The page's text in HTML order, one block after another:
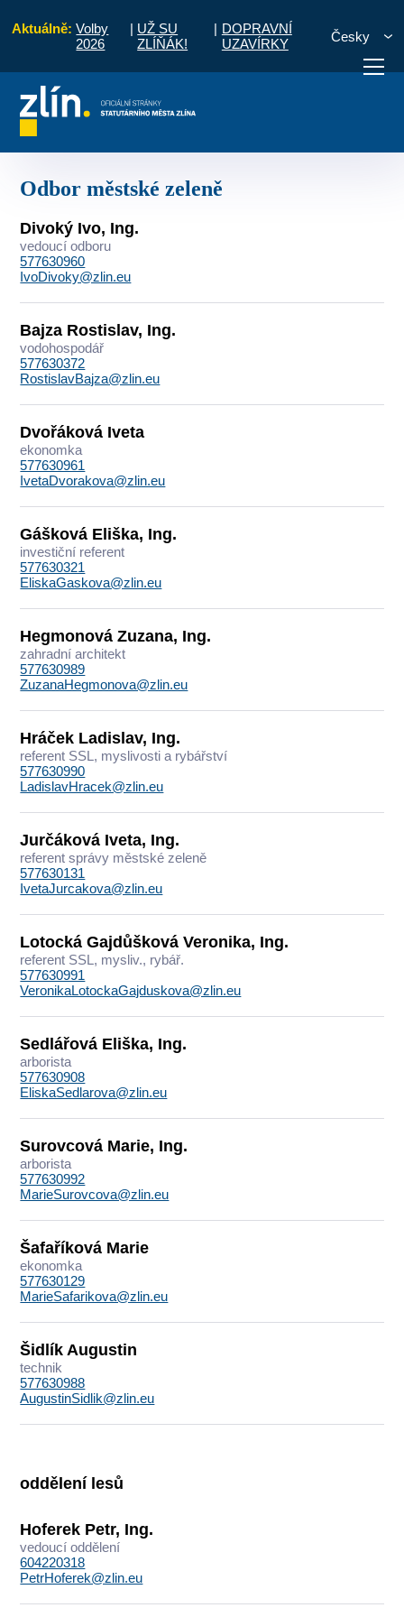
Aktuálně: Volby
2026
| UŽ SU
ZLÍŇÁK!
| DOPRAVNÍ
UZAVÍRKY
Česky
vyřídit Potřebuji zaplatit
Odbor městské zeleně
Divoký Ivo, Ing.
vedoucí odboru
577630960
IvoDivoky@zlin.eu
Bajza Rostislav, Ing.
vodohospodář
577630372
RostislavBajza@zlin.eu
Dvořáková Iveta
ekonomka
577630961
IvetaDvorakova@zlin.eu
Gášková Eliška, Ing.
investiční referent
577630321
EliskaGaskova@zlin.eu
Hegmonová Zuzana, Ing.
zahradní architekt
577630989
ZuzanaHegmonova@zlin.eu
Hráček Ladislav, Ing.
referent SSL, myslivosti a rybářství
577630990
LadislavHracek@zlin.eu
Jurčáková Iveta, Ing.
referent správy městské zeleně
577630131
IvetaJurcakova@zlin.eu
Lotocká Gajdůšková Veronika, Ing.
referent SSL, mysliv., rybář.
577630991
VeronikaLotockaGajduskova@zlin.eu
Sedlářová Eliška, Ing.
arborista
577630908
EliskaSedlarova@zlin.eu
Surovcová Marie, Ing.
arborista
577630992
MarieSurovcova@zlin.eu
Šafaříková Marie
ekonomka
577630129
MarieSafarikova@zlin.eu
Šidlík Augustin
technik
577630988
AugustinSidlik@zlin.eu
oddělení lesů
Hoferek Petr, Ing.
vedoucí oddělení
604220318
PetrHoferek@zlin.eu